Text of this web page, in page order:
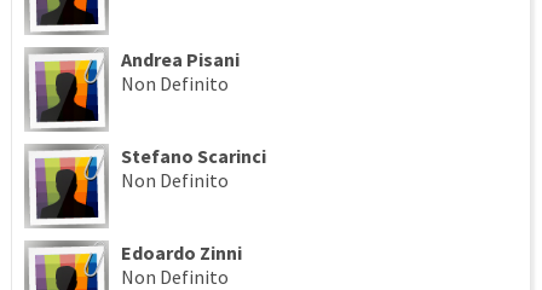
Andrea Pisani
Non Definito
Stefano Scarinci
Non Definito
Edoardo Zinni
Non Definito